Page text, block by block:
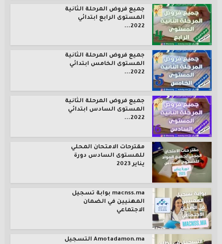
جميع فروض المرحلة الثانية
المستوى الرابع ابتدائي
2022...
جميع فروض المرحلة الثانية
المستوى الخامس ابتدائي
2022...
جميع فروض المرحلة الثانية
المستوى السادس ابتدائي
2022...
مقترحات الامتحان المحلي
للمستوى السادس دورة
يناير 2023
macnss.ma بوابة تسجيل
المهنيين في الضمان
الاجتماعي
Amotadamon.ma التسجيل